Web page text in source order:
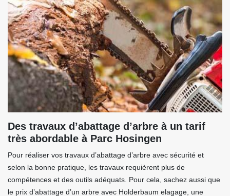
Des travaux d’abattage d’arbre à un tarif
très abordable à Parc Hosingen
Pour réaliser vos travaux d’abattage d’arbre avec sécurité et
selon la bonne pratique, les travaux requièrent plus de
compétences et des outils adéquats. Pour cela, sachez aussi que
le prix d’abattage d’un arbre avec Holderbaum elagage, une